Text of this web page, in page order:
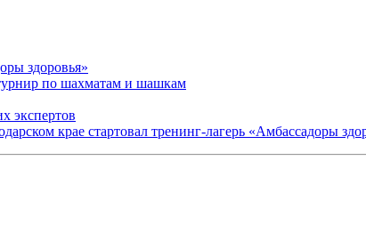
здоровья»
по шахматам и шашкам
экспертов
крае стартовал тренинг-лагерь «Амбассадоры